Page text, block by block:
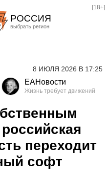
РОССИЯ
Курган
Оренбург
[18+]
8 ИЮЛЯ 2026 В 17:25
ЕАНовости
переходит
софт